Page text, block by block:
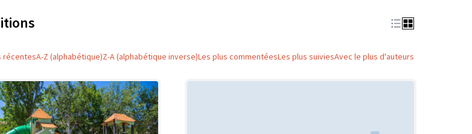
récentesA-Z (alphabétique)Z-A (alphabétique inverse)Les plus commentéesLes plus suiviesAvec le plus d'auteurs